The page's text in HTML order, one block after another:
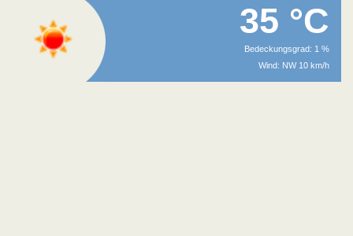
35 °C
Bedeckungsgrad: 1 %
Wind: NW 10 km/h